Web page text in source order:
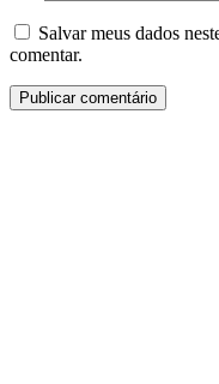
Salvar meus dados
comentar.